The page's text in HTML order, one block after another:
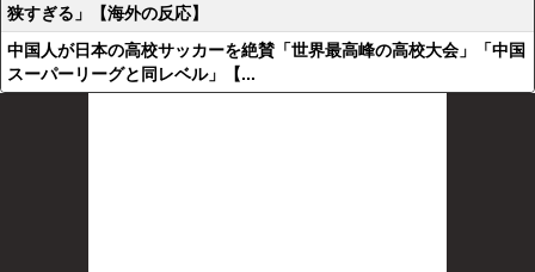
狭すぎる」【海外の反応】
中国人が日本の高校サッカーを絶賛「世界最高峰の高校大会」「中国
スーパーリーグと同レベル」【...